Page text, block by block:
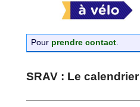
Pour prendre contact.
SRAV : Le calendrier